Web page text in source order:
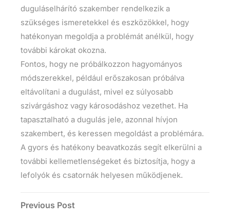
duguláselhárító szakember rendelkezik a
szükséges ismeretekkel és eszközökkel, hogy
hatékonyan megoldja a problémát anélkül, hogy
további károkat okozna.
Fontos, hogy ne próbálkozzon hagyományos
módszerekkel, például erőszakosan próbálva
eltávolítani a dugulást, mivel ez súlyosabb
szivárgáshoz vagy károsodáshoz vezethet. Ha
tapasztalható a dugulás jele, azonnal hívjon
szakembert, és keressen megoldást a problémára.
A gyors és hatékony beavatkozás segít elkerülni a
további kellemetlenségeket és biztosítja, hogy a
lefolyók és csatornák helyesen működjenek.
Previous Post